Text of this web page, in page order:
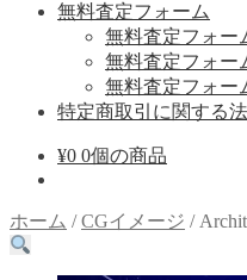
無料査定フォーム
無料査定フォー
無料査定フォー
無料査定フォー
特定商取引に関する
¥0 0個の商品
ホーム /CGイメージ /